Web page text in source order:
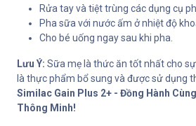
Rửa tay và tiệt trùng các dụng cụ
Pha sữa với nước ấm ở nhiệt độ
Cho bé uống ngay sau khi pha.
Lưu Ý: Sữa mẹ là thức ăn tốt nhất cho
là thực phẩm bổ sung và được sử dụng
Similac Gain Plus 2+ - Đồng Hành
Thông Minh!